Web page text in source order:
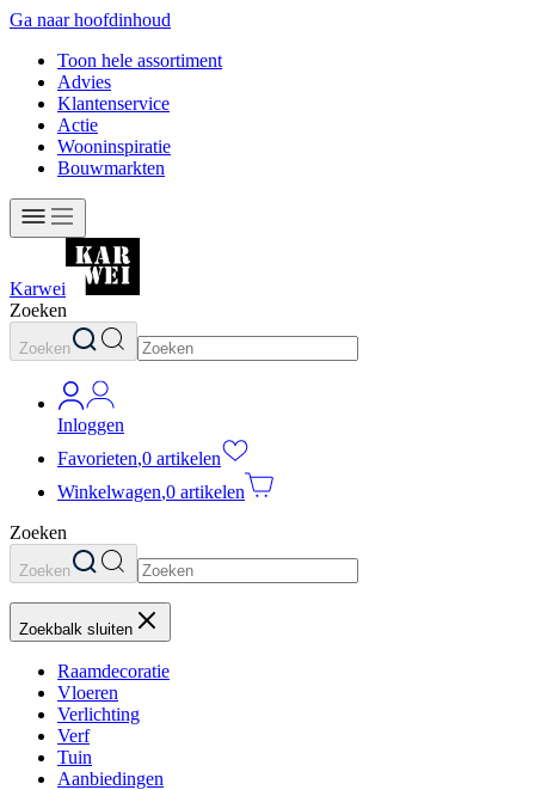
Ga naar hoofdinhoud
Toon hele assortiment
Advies
Klantenservice
Actie
Wooninspiratie
Bouwmarkten
Karwei
Zoeken
Zoeken
Inloggen
Favorieten,0 artikelen
Winkelwagen,0 artikelen
Zoeken
Zoeken
Zoekbalk sluiten
Raamdecoratie
Vloeren
Verlichting
Verf
Tuin
Aanbiedingen